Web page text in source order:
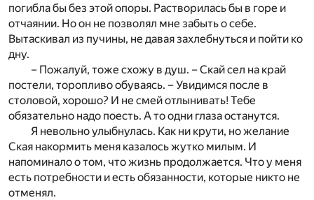
погибла бы без этой опоры. Растворилась бы в горе и
отчаянии. Но он не позволял мне забыть о себе.
Вытаскивал из пучины, не давая захлебнуться и пойти ко
дну.
– Пожалуй, тоже схожу в душ. – Скай сел на край
постели, торопливо обуваясь. – Увидимся после в
столовой, хорошо? И не смей отлынивать! Тебе
обязательно надо поесть. А то одни глаза останутся.
Я невольно улыбнулась. Как ни крути, но желание
Ская накормить меня казалось жутко милым. И
напоминало о том, что жизнь продолжается. Что у меня
есть потребности и есть обязанности, которые никто не
отменял.